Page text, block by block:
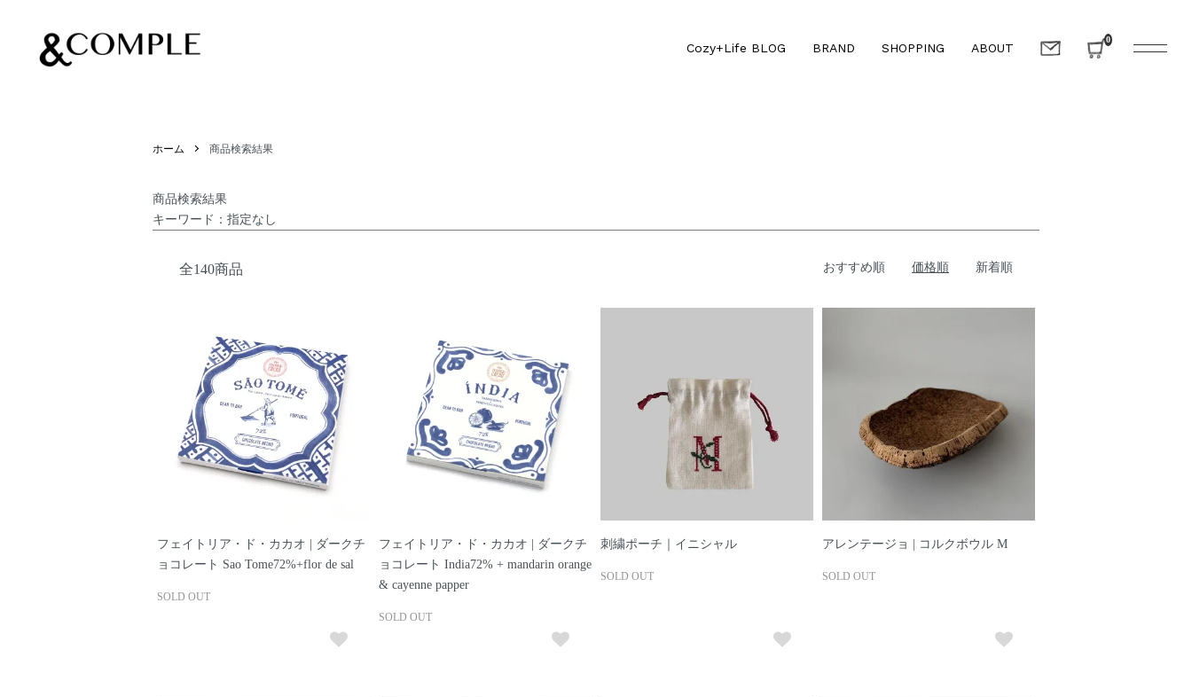
Cozy+Life BLOG BRAND SHOPPING ABOUT
0
ホーム 商品検索結果
商品検索結果
キーワード：指定なし
全140商品 おすすめ順 価格順 新着順
フェイトリア・ド・カカオ | ダークチ
ョコレート Sao Tome72%+flor de sal
SOLD OUT
フェイトリア・ド・カカオ | ダークチ
ョコレート India72% + mandarin orange
& cayenne papper
SOLD OUT
刺繍ポーチ｜イニシャル
SOLD OUT
アレンテージョ | コルクボウル M
SOLD OUT